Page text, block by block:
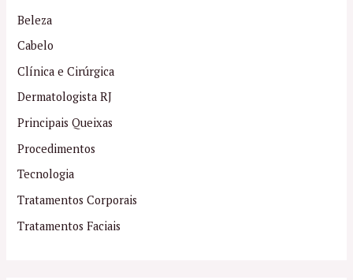
Beleza
Cabelo
Clínica e Cirúrgica
Dermatologista RJ
Principais Queixas
Procedimentos
Tecnologia
Tratamentos Corporais
Tratamentos Faciais